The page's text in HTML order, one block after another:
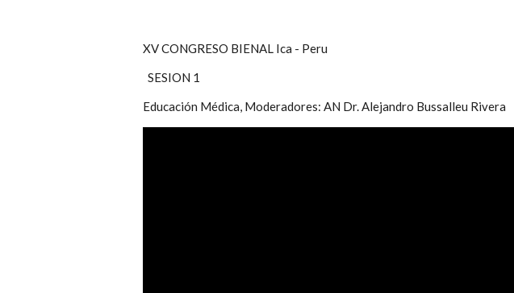
XV CONGRESO BIENAL Ica - Peru
SESION 1
Educación Médica, Moderadores: AN Dr. Alejandro Bussalleu Rivera